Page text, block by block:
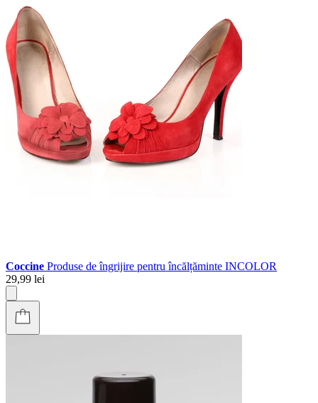
Coccine Produse de îngrijire pentru încălțăminte INCOLOR
29,99 lei